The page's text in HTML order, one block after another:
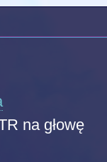
na głowę